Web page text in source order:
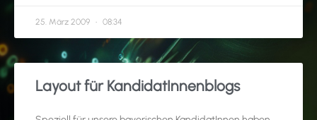
25. März 2009 08:34
Layout für KandidatInnenblogs